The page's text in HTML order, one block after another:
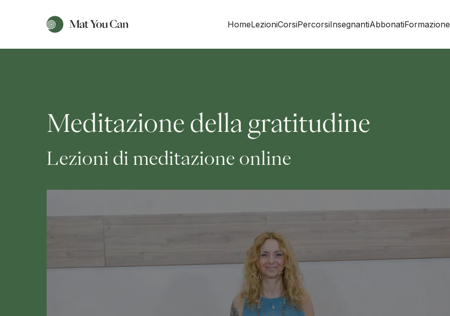
HomeLezioniCorsiPercorsiInsegnantiAbbonatiFormazione
Meditazione della gratitudine
Lezioni di meditazione online